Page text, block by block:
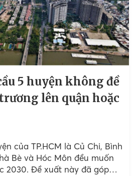
5 huyện không đề
lên quận hoặc
của TP.HCM là Củ Chi, Bình
Bè và Hóc Môn đều muốn
2030. Đề xuất này đã góp